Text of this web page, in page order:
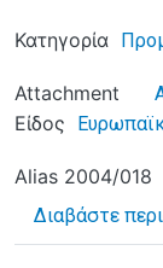
Κατηγορία
Attachment
Είδος
Alias 2004/018
Διαβάστε